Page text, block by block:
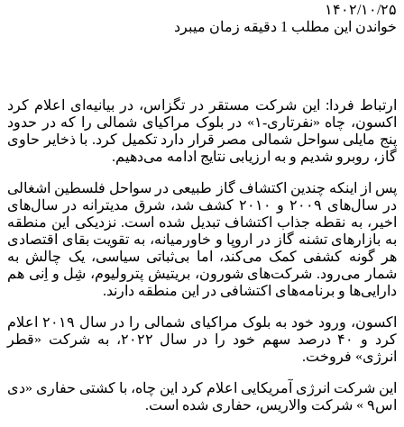
۱۴۰۲/۱۰/۲۵
خواندن این مطلب 1 دقیقه زمان میبرد
ارتباط فردا: این شرکت مستقر در تگزاس، در بیانیه‌ای اعلام کرد
اکسون، چاه «نفرتاری-۱» در بلوک مراکیای شمالی را که در حدود
پنج مایلی سواحل شمالی مصر قرار دارد تکمیل کرد. با ذخایر حاوی
گاز، روبرو شدیم و به ارزیابی نتایج ادامه می‌دهیم.
پس از اینکه چندین اکتشاف گاز طبیعی در سواحل فلسطین اشغالی
در سال‌های ۲۰۰۹ و ۲۰۱۰ کشف شد، شرق مدیترانه در سال‌های
اخیر، به نقطه جذاب اکتشاف تبدیل شده است. نزدیکی این منطقه
به بازارهای تشنه گاز در اروپا و خاورمیانه، به تقویت بقای اقتصادی
هر گونه کشفی کمک می‌کند، اما بی‌ثباتی سیاسی، یک چالش به
شمار می‌رود. شرکت‌های شورون، بریتیش پترولیوم، شِل و اِنی هم
دارایی‌ها و برنامه‌های اکتشافی در این منطقه دارند.
اکسون، ورود خود به بلوک مراکیای شمالی را در سال ۲۰۱۹ اعلام
کرد و ۴۰ درصد سهم خود را در سال ۲۰۲۲، به شرکت «قطر
انرژی» فروخت.
این شرکت انرژی آمریکایی اعلام کرد این چاه، با کشتی حفاری «دی
اس۹ » شرکت والاریس، حفاری شده است.